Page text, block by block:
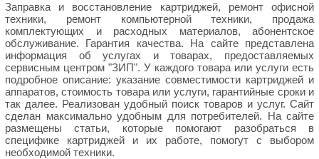
Заправка и восстановление картриджей, ремонт офисной
техники, ремонт компьютерной техники, продажа
комплектующих и расходных материалов, абонентское
обслуживание. Гарантия качества. На сайте представлена
информация об услугах и товарах, предоставляемых
сервисным центром "ЗИП". У каждого товара или услуги есть
подробное описание: указание совместимости картриджей и
аппаратов, стоимость товара или услуги, гарантийные сроки и
так далее. Реализован удобный поиск товаров и услуг. Сайт
сделан максимально удобным для потребителей. На сайте
размещены статьи, которые помогают разобраться в
специфике картриджей и их работе, помогут с выбором
необходимой техники.